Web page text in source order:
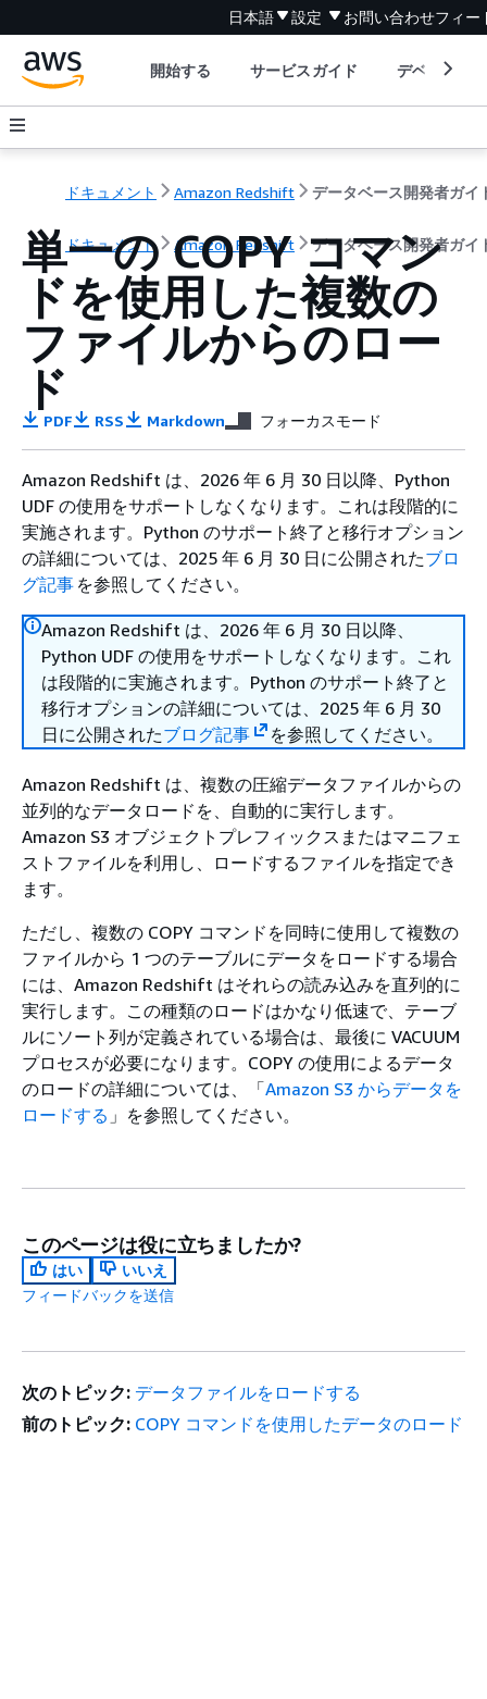
日本語 設定 お問い合わせフィー
開始する サービスガイド デベロッパ
ドキュメント Amazon Redshift データベース開発者ガイ
ドキュメント Amazon Redshift データベース開発者ガイ
単一の COPY コマン
ドを使用した複数の
ファイルからのロー
ド
PDF RSS Markdown フォーカスモード
Amazon Redshift は、2026 年 6 月 30 日以降、Python
UDF の使用をサポートしなくなります。これは段階的に
実施されます。Python のサポート終了と移行オプション
の詳細については、2025 年 6 月 30 日に公開されたブロ
グ記事 を参照してください。
Amazon Redshift は、2026 年 6 月 30 日以降、
Python UDF の使用をサポートしなくなります。これ
は段階的に実施されます。Python のサポート終了と
移行オプションの詳細については、2025 年 6 月 30
日に公開されたブログ記事 を参照してください。
Amazon Redshift は、複数の圧縮データファイルからの
並列的なデータロードを、自動的に実行します。
Amazon S3 オブジェクトプレフィックスまたはマニフェ
ストファイルを利用し、ロードするファイルを指定でき
ます。
ただし、複数の COPY コマンドを同時に使用して複数の
ファイルから 1 つのテーブルにデータをロードする場合
には、Amazon Redshift はそれらの読み込みを直列的に
実行します。この種類のロードはかなり低速で、テーブ
ルにソート列が定義されている場合は、最後に VACUUM
プロセスが必要になります。COPY の使用によるデータ
のロードの詳細については、「Amazon S3 からデータを
ロードする 」を参照してください。
このページは役に立ちましたか?
はい
いいえ
フィードバックを送信
次のトピック: データファイルをロードする
前のトピック: COPY コマンドを使用したデータのロード